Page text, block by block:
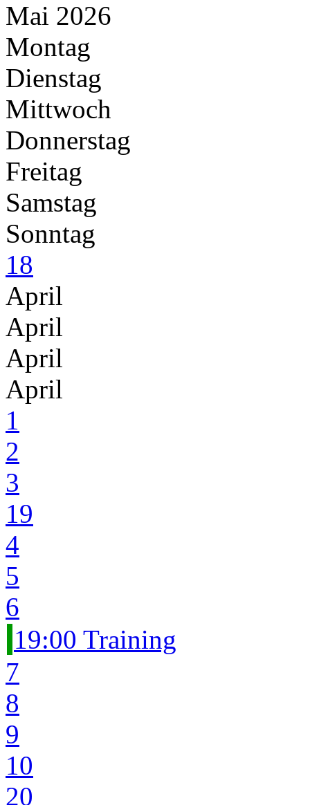
Mai 2026
Montag
Dienstag
Mittwoch
Donnerstag
Freitag
Samstag
Sonntag
18
April
April
April
April
1
2
3
19
4
5
6
19:00 Training
7
8
9
10
20